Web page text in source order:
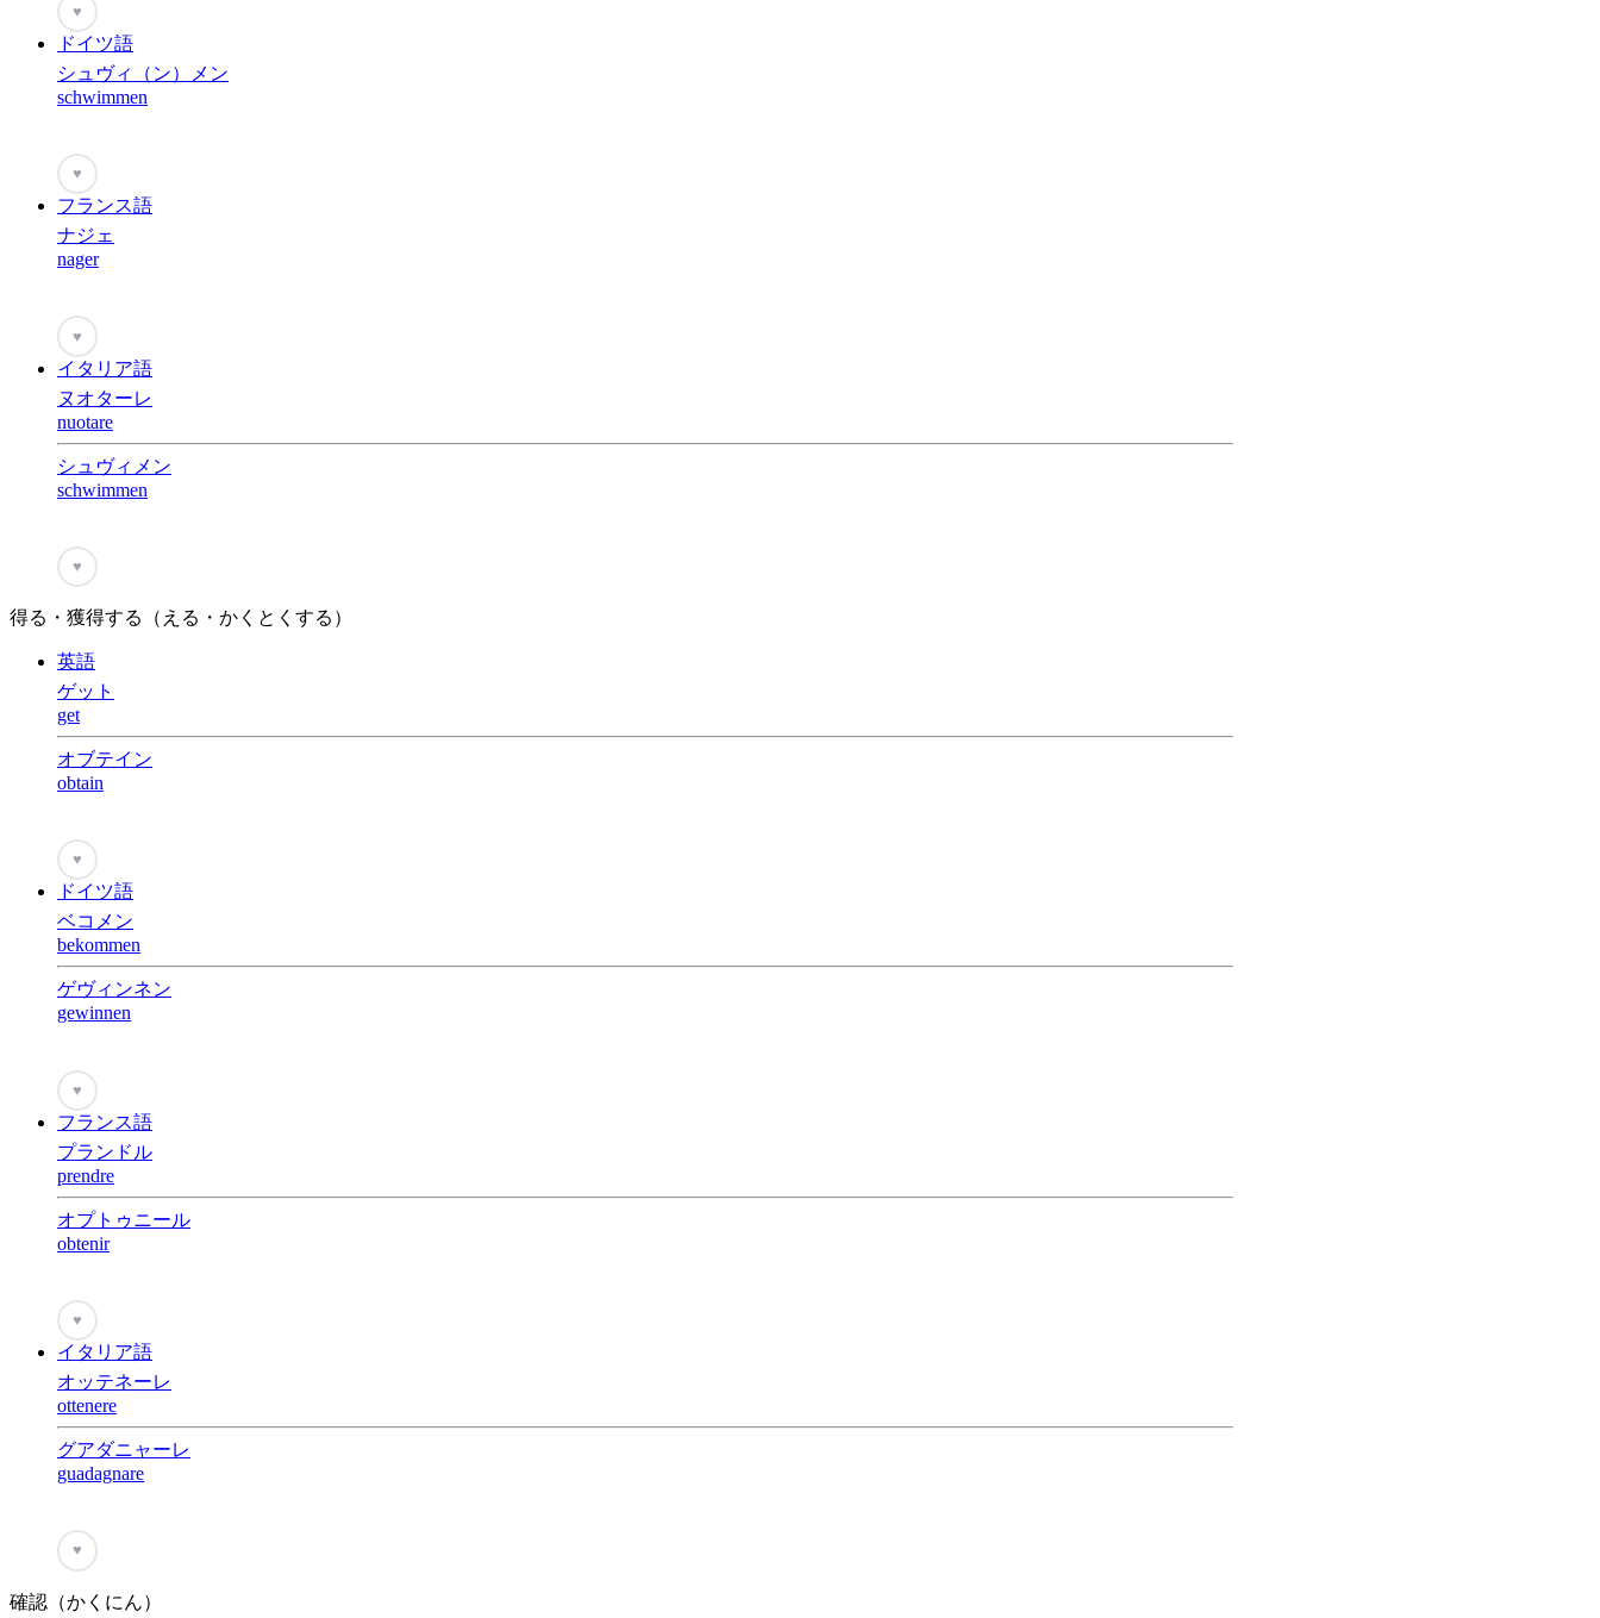
♥
ドイツ語
シュヴィ（ン）メン
schwimmen
♥
フランス語
ナジェ
nager
♥
イタリア語
ヌオターレ
nuotare
シュヴィメン
schwimmen
♥
得る・獲得する（える・かくとくする）
英語
ゲット
get
オブテイン
obtain
♥
ドイツ語
ベコメン
bekommen
ゲヴィンネン
gewinnen
♥
フランス語
プランドル
prendre
オプトゥニール
obtenir
♥
イタリア語
オッテネーレ
ottenere
グアダニャーレ
guadagnare
♥
確認（かくにん）